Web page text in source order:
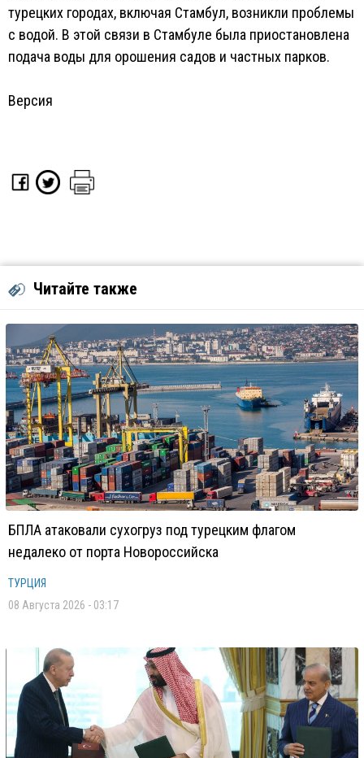
турецких городах, включая Стамбул, возникли проблемы
с водой. В этой связи в Стамбуле была приостановлена
подача воды для орошения садов и частных парков.
Версия
Читайте также
БПЛА атаковали сухогруз под турецким флагом
недалеко от порта Новороссийска
ТУРЦИЯ
08 Августа 2026 - 03:17